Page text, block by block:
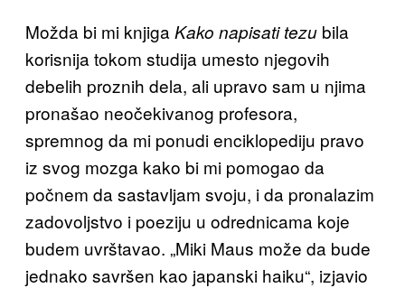
Možda bi mi knjiga Kako napisati tezu bila
korisnija tokom studija umesto njegovih
debelih proznih dela, ali upravo sam u njima
pronašao neočekivanog profesora,
spremnog da mi ponudi enciklopediju pravo
iz svog mozga kako bi mi pomogao da
počnem da sastavljam svoju, i da pronalazim
zadovoljstvo i poeziju u odrednicama koje
budem uvrštavao. „Miki Maus može da bude
jednako savršen kao japanski haiku“, izjavio